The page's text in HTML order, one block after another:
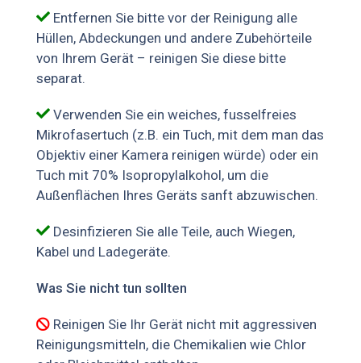
Entfernen Sie bitte vor der Reinigung alle
Hüllen, Abdeckungen und andere Zubehörteile
von Ihrem Gerät – reinigen Sie diese bitte
separat.
Verwenden Sie ein weiches, fusselfreies
Mikrofasertuch (z.B. ein Tuch, mit dem man das
Objektiv einer Kamera reinigen würde) oder ein
Tuch mit 70% Isopropylalkohol, um die
Außenflächen Ihres Geräts sanft abzuwischen.
Desinfizieren Sie alle Teile, auch Wiegen,
Kabel und Ladegeräte.
Was Sie nicht tun sollten
Reinigen Sie Ihr Gerät nicht mit aggressiven
Reinigungsmitteln, die Chemikalien wie Chlor